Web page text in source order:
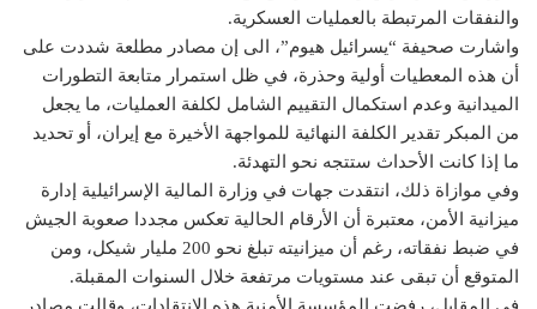
والنفقات المرتبطة بالعمليات العسكرية.
واشارت صحيفة “يسرائيل هيوم”، الى إن مصادر مطلعة شددت على
أن هذه المعطيات أولية وحذرة، في ظل استمرار متابعة التطورات
الميدانية وعدم استكمال التقييم الشامل لكلفة العمليات، ما يجعل
من المبكر تقدير الكلفة النهائية للمواجهة الأخيرة مع إيران، أو تحديد
ما إذا كانت الأحداث ستتجه نحو التهدئة.
وفي موازاة ذلك، انتقدت جهات في وزارة المالية الإسرائيلية إدارة
ميزانية الأمن، معتبرة أن الأرقام الحالية تعكس مجددا صعوبة الجيش
في ضبط نفقاته، رغم أن ميزانيته تبلغ نحو 200 مليار شيكل، ومن
المتوقع أن تبقى عند مستويات مرتفعة خلال السنوات المقبلة.